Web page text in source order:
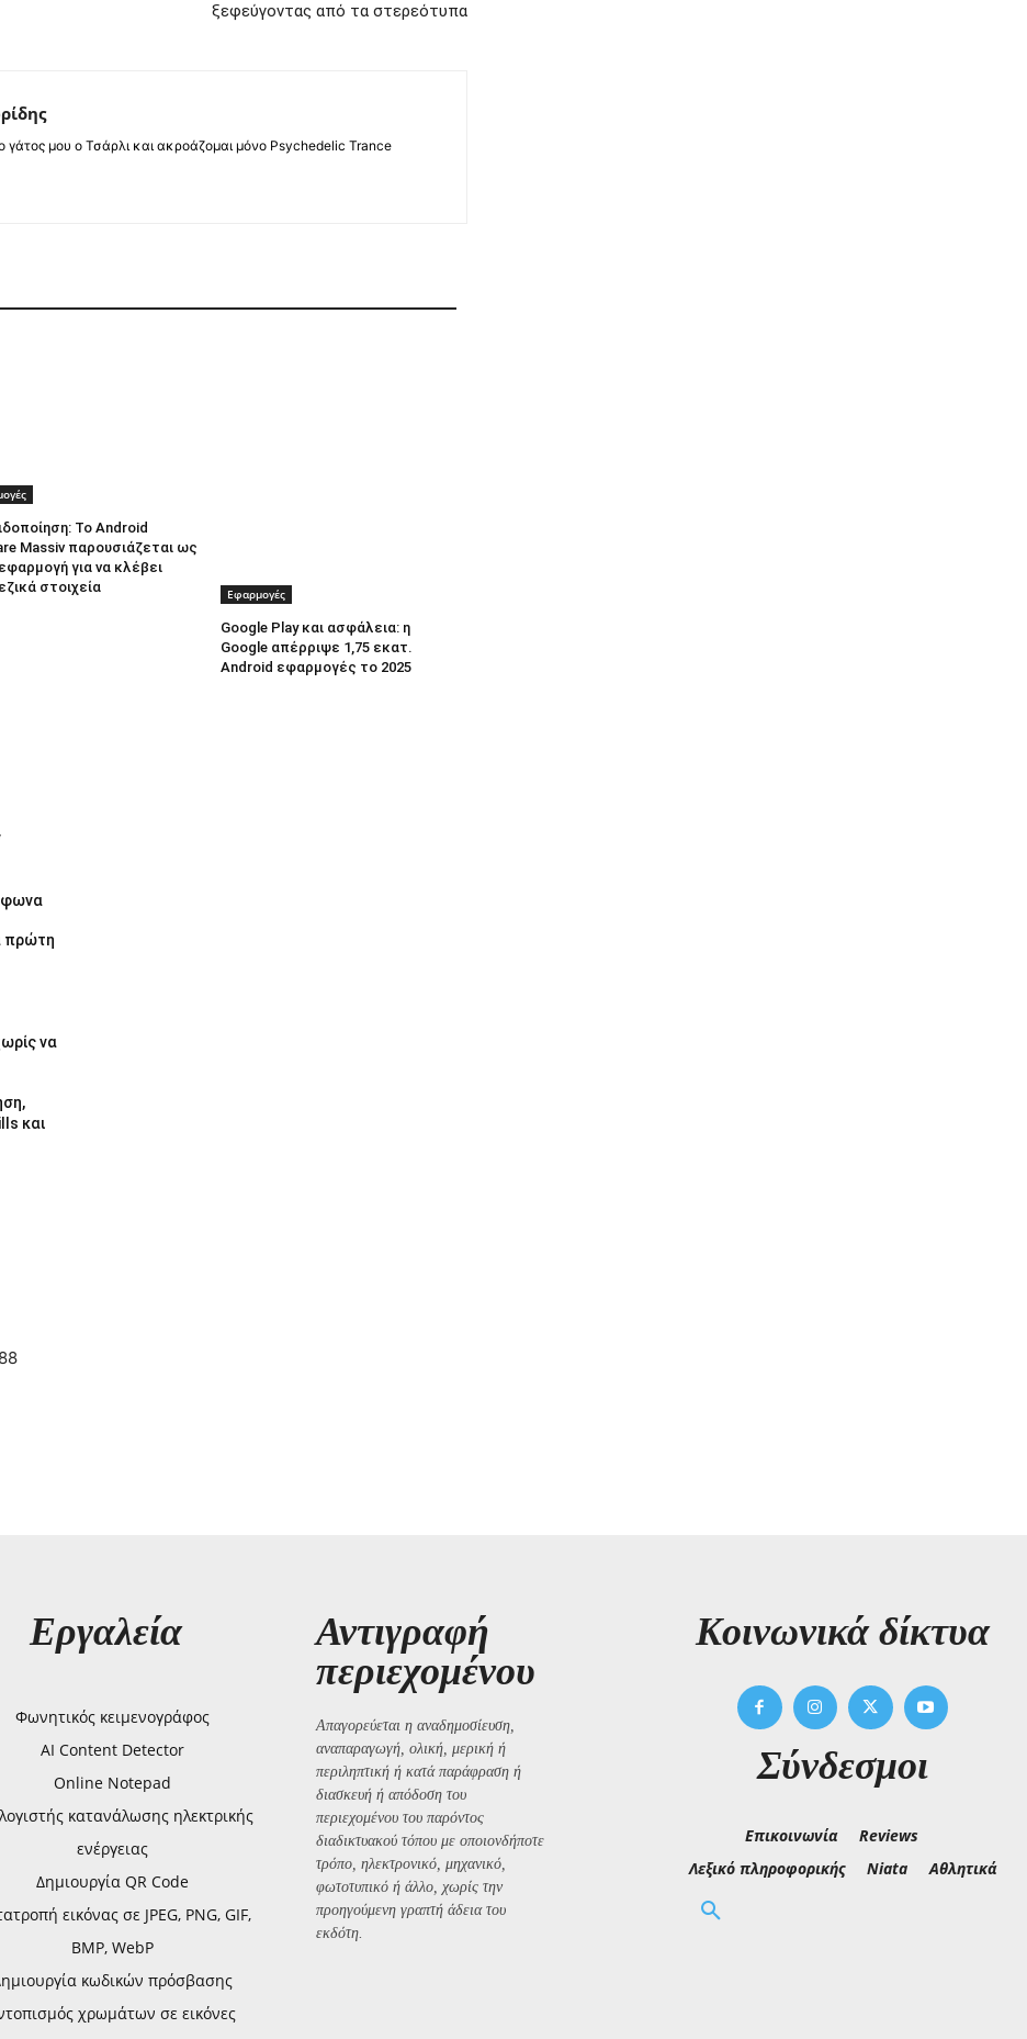
ξεφεύγοντας από τα στερεότυπα
γάτος μου ο Τσάρλι και ακροάζομαι μόνο Psychedelic Trance
Το Android
Massiv παρουσιάζεται ως
για να κλέβει
στοιχεία
Εφαρμογές
Google Play και ασφάλεια: η
Google απέρριψε 1,75 εκατ.
Android εφαρμογές το 2025
πρώτη
να
και
Εργαλεία
Φωνητικός κειμενογράφος
AI Content Detector
Online Notepad
κατανάλωσης ηλεκτρικής
ενέργειας
Δημιουργία QR Code
εικόνας σε JPEG, PNG, GIF,
BMP, WebP
κωδικών πρόσβασης
χρωμάτων σε εικόνες
Αντιγραφή
περιεχομένου
Απαγορεύεται η αναδημοσίευση,
αναπαραγωγή, ολική, μερική ή
περιληπτική ή κατά παράφραση ή
διασκευή ή απόδοση του
περιεχομένου του παρόντος
διαδικτυακού τόπου με οποιονδήποτε
τρόπο, ηλεκτρονικό, μηχανικό,
φωτοτυπικό ή άλλο, χωρίς την
προηγούμενη γραπτή άδεια του
εκδότη.
Kοινωνικά δίκτυα
Σύνδεσμοι
Επικοινωνία
Reviews
Λεξικό πληροφορικής
Niata Αθλητικά